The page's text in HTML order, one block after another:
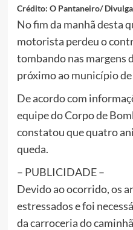
Crédito: O Pantaneiro/
No fim da manhã desta
motorista perdeu o
tombando nas margens
próximo ao município
De acordo com
equipe do Corpo de
constatou que quatro
queda.
– PUBLICIDADE –
Devido ao ocorrido, os
estressados e foi
da carroceria do